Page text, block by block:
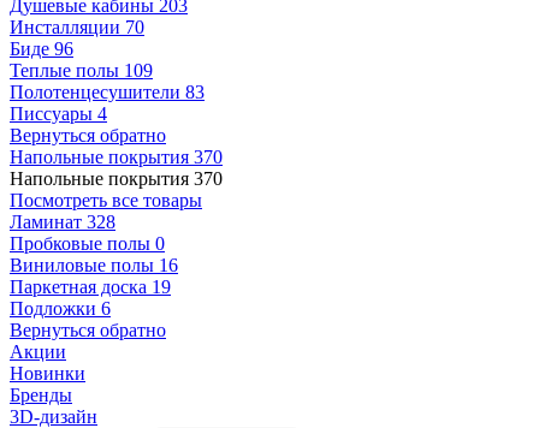
Душевые кабины 203
Инсталляции 70
Биде 96
Теплые полы 109
Полотенцесушители 83
Писсуары 4
Вернуться обратно
Напольные покрытия 370
Напольные покрытия 370
Посмотреть все товары
Ламинат 328
Пробковые полы 0
Виниловые полы 16
Паркетная доска 19
Подложки 6
Вернуться обратно
Акции
Новинки
Бренды
3D-дизайн